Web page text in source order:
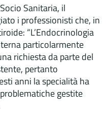
Sanitaria, il
i professionisti che, in
“L’Endocrinologia
particolarmente
richiesta da parte del
pertanto
anni la specialità ha
gestite